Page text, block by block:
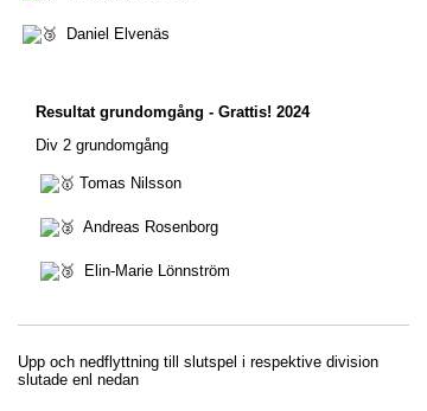
Daniel Elvenäs
Resultat grundomgång - Grattis! 2024
Div 2 grundomgång
Tomas Nilsson
Andreas Rosenborg
Elin-Marie Lönnström
Upp och nedflyttning till slutspel i respektive division
slutade enl nedan